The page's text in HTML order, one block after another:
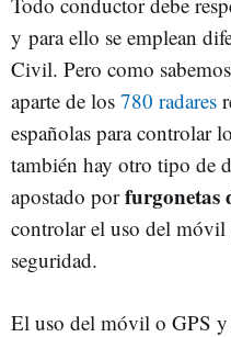
y para ello se emplean
Civil. Pero como
aparte de los 780 radares
españolas para controlar
también hay otro tipo de
apostado porfurgonetas
controlar el uso del
seguridad.
El uso del móvil o GPS